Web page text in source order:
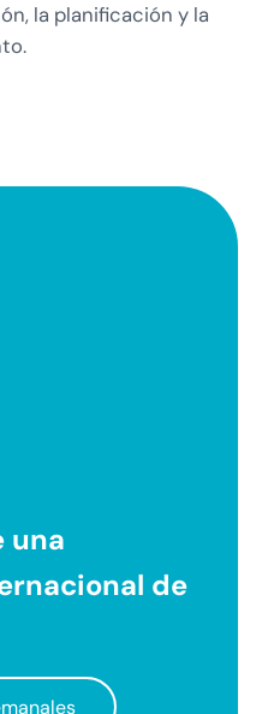
la planificación y la
una
de